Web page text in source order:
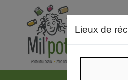
Lieux de